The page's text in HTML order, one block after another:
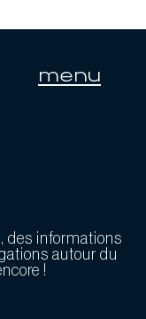
menu
des informations
autour du
!